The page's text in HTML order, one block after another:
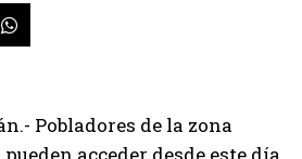
Pobladores de la zona